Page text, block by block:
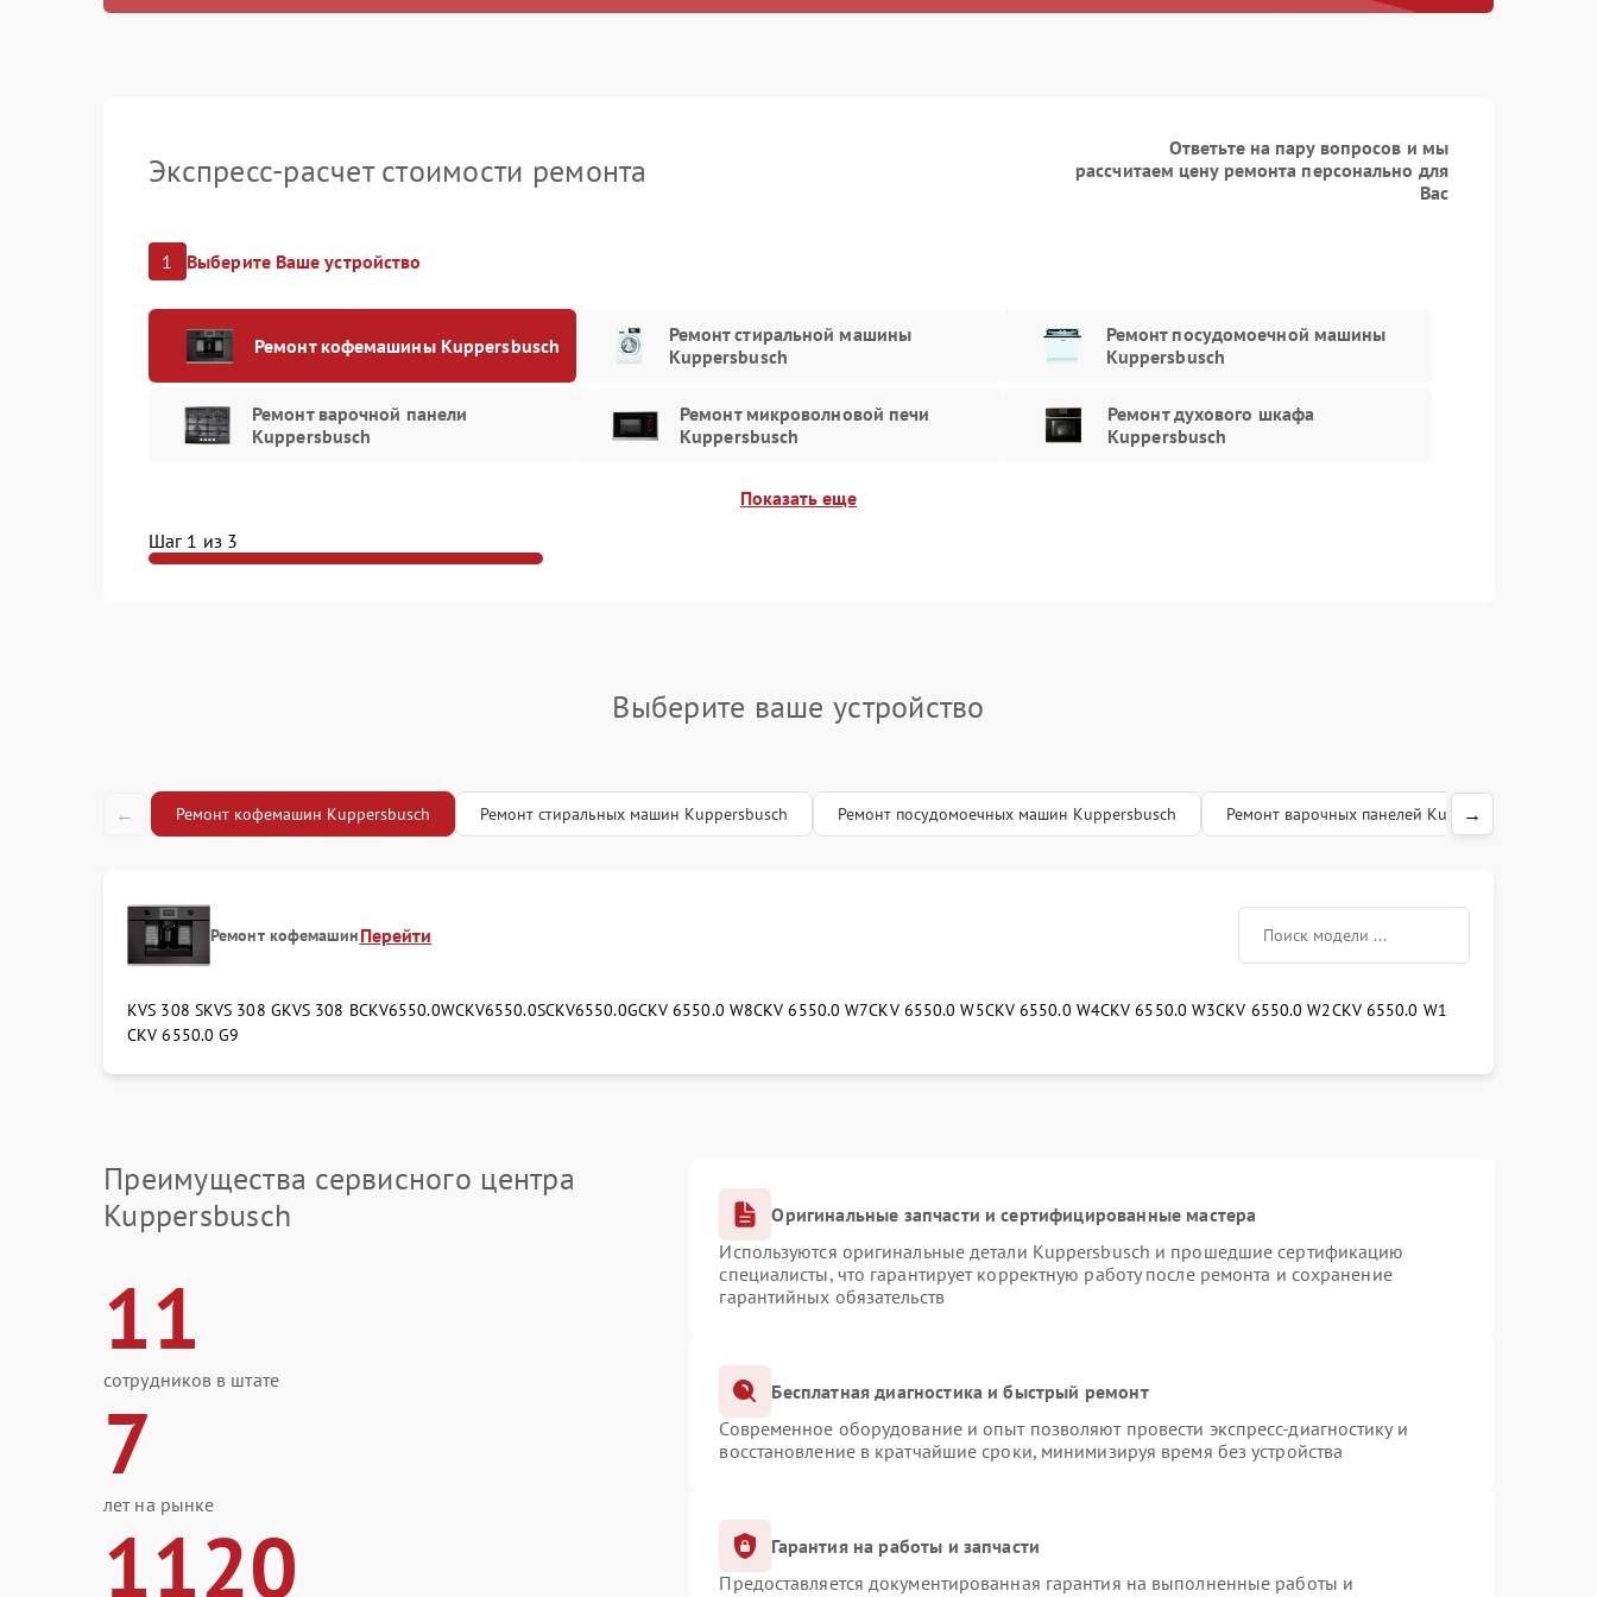
Экспресс-расчет стоимости ремонта
Ответьте на пару вопросов и мы
рассчитаем цену ремонта персонально для
Вас
1 Выберите Ваше устройство
Ремонт кофемашины Kuppersbusch
Ремонт стиральной машины
Kuppersbusch
Ремонт посудомоечной машины
Kuppersbusch
Ремонт варочной панели
Kuppersbusch
Ремонт микроволновой печи
Kuppersbusch
Ремонт духового шкафа
Kuppersbusch
Показать еще
Шаг 1 из 3
Выберите ваше устройство
← Ремонт кофемашин Kuppersbusch Ремонт стиральных машин Kuppersbusch Ремонт посудомоечных машин Kuppersbusch Ремонт варочных панелей Kuppersbusch
→
Ремонт кофемашинПерейти
KVS 308 SKVS 308 GKVS 308 BCKV6550.0WCKV6550.0SCKV6550.0GCKV 6550.0 W8CKV 6550.0 W7CKV 6550.0 W5CKV 6550.0 W4CKV 6550.0 W3CKV 6550.0 W2CKV 6550.0 W1
CKV 6550.0 G9
Преимущества сервисного центра
Kuppersbusch
11
сотрудников в штате
7
лет на рынке
1120
Оригинальные запчасти и сертифицированные мастера
Используются оригинальные детали Kuppersbusch и прошедшие сертификацию
специалисты, что гарантирует корректную работу после ремонта и сохранение
гарантийных обязательств
Бесплатная диагностика и быстрый ремонт
Современное оборудование и опыт позволяют провести экспресс-диагностику и
восстановление в кратчайшие сроки, минимизируя время без устройства
Гарантия на работы и запчасти
Предоставляется документированная гарантия на выполненные работы и